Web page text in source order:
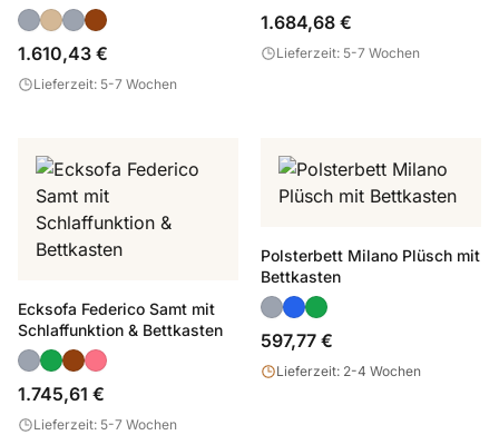
Bettkasten
1.610,43 €
Lieferzeit: 5-7 Wochen
1.684,68 €
Lieferzeit: 5-7 Wochen
Ecksofa Federico Samt mit
Schlaffunktion & Bettkasten
1.745,61 €
Lieferzeit: 5-7 Wochen
Polsterbett Milano Plüsch mit
Bettkasten
597,77 €
Lieferzeit: 2-4 Wochen